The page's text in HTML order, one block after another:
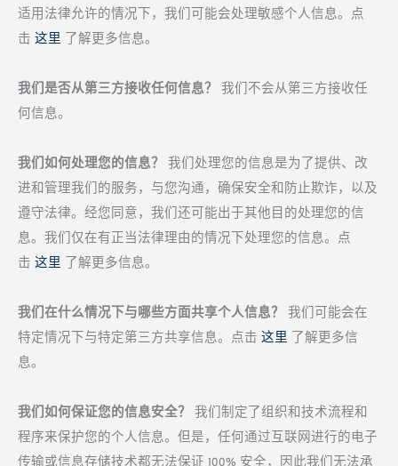
适用法律允许的情况下，我们可能会处理敏感个人信息。点
击 这里 了解更多信息。
我们是否从第三方接收任何信息？ 我们不会从第三方接收任
何信息。
我们如何处理您的信息？ 我们处理您的信息是为了提供、改
进和管理我们的服务，与您沟通，确保安全和防止欺诈，以及
遵守法律。经您同意，我们还可能出于其他目的处理您的信
息。我们仅在有正当法律理由的情况下处理您的信息。点
击 这里 了解更多信息。
我们在什么情况下与哪些方面共享个人信息？ 我们可能会在
特定情况下与特定第三方共享信息。点击 这里 了解更多信
息。
我们如何保证您的信息安全？ 我们制定了组织和技术流程和
程序来保护您的个人信息。但是，任何通过互联网进行的电子